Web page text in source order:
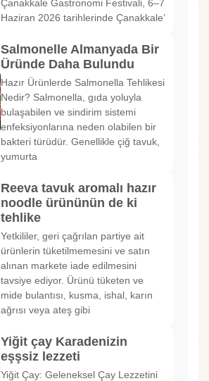
Çanakkale Gastronomi Festivali, 6–7
Haziran 2026 tarihlerinde Çanakkale’
Salmonelle Almanyada Bir
Üründe Daha Bulundu
Hazır Ürünlerde Salmonella Tehlikesi
Nedir? Salmonella, gıda yoluyla
bulaşabilen ve sindirim sistemi
enfeksiyonlarına neden olabilen bir
bakteri türüdür. Genellikle çiğ tavuk,
yumurta
Reeva tavuk aromalı hazır
noodle ürününün de ki
tehlike
Yetkililer, geri çağrılan partiye ait
ürünlerin tüketilmemesini ve satın
alınan markete iade edilmesini
tavsiye ediyor. Ürünü tüketen ve
mide bulantısı, kusma, ishal, karın
ağrısı veya ateş gibi
Yiğit çay Karadenizin
eşşsiz lezzeti
Yiğit Çay: Geleneksel Çay Lezzetini